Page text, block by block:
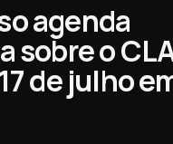
agenda
sobre o
de julho